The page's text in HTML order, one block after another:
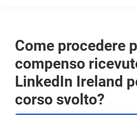
partita
Iva
forfettaria
Come procedere
compenso
LinkedIn Ireland
corso svolto?